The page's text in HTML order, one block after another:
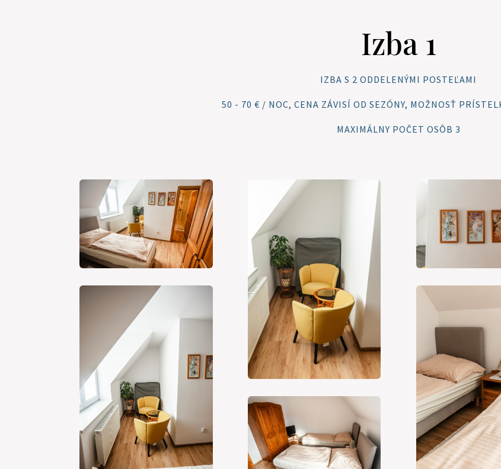
Izba 1
IZBA S 2 ODDELENÝMI POSTEĽAMI
50 - 70 € / NOC, CENA ZÁVISÍ OD SEZÓNY, MOŽNOSŤ
MAXIMÁLNY POČET OSÔB 3